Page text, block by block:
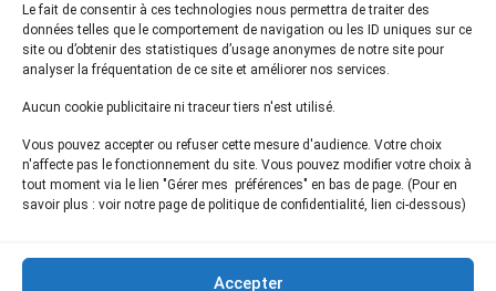
Le fait de consentir à ces technologies nous permettra de traiter des
données telles que le comportement de navigation ou les ID uniques sur ce
site ou d’obtenir des statistiques d’usage anonymes de notre site pour
analyser la fréquentation de ce site et améliorer nos services.
Aucun cookie publicitaire ni traceur tiers n'est utilisé.
Vous pouvez accepter ou refuser cette mesure d'audience. Votre choix
n'affecte pas le fonctionnement du site. Vous pouvez modifier votre choix à
tout moment via le lien "Gérer mes préférences" en bas de page. (Pour en
savoir plus : voir notre page de politique de confidentialité, lien ci-dessous)
Accepter
Actualités
Presse
Informations légales
Plan du site
Inscrivez-vous à notrenewsletter